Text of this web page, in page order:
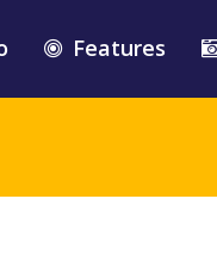
Features